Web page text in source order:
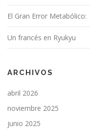
El Gran Error Metabólico:
Un francés en Ryukyu
ARCHIVOS
abril 2026
noviembre 2025
junio 2025